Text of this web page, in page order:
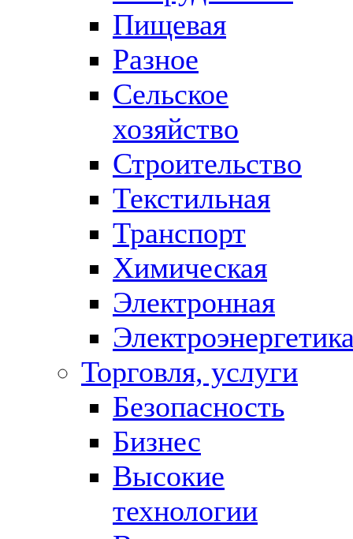
Пищевая
Разное
Сельское
хозяйство
Строительство
Текстильная
Транспорт
Химическая
Электронная
Торговля, услуги
Безопасность
Бизнес
Высокие
технологии